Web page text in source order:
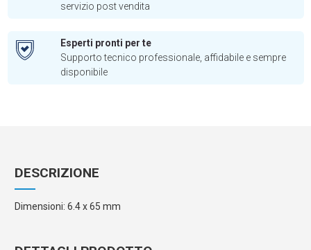
servizio post vendita
Esperti pronti per te
Supporto tecnico professionale, affidabile e sempre
disponibile
DESCRIZIONE
Dimensioni: 6.4 x 65 mm